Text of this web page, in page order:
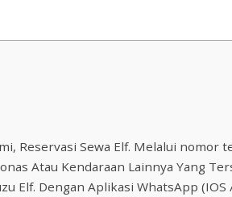
Reservasi Sewa Elf. Melalui nomor
Atau Kendaraan Lainnya Yang
Elf. Dengan Aplikasi WhatsApp